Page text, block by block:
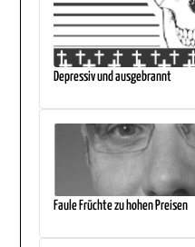
Depressiv und ausgebrannt
Faule Früchte zu hohen Preisen